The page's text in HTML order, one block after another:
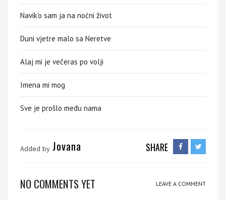
Navik’o sam ja na noćni život
Duni vjetre malo sa Neretve
Alaj mi je večeras po volji
Imena mi mog
Sve je prošlo među nama
Added by Jovana SHARE
NO COMMENTS YET LEAVE A COMMENT